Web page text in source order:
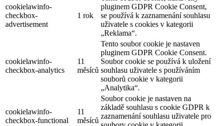
cookielawinfo-
checkbox-
advertisement
1 rok
pluginem GDPR Cookie Consent,
se používá k zaznamenání souhlasu
uživatele s cookies v kategorii
„Reklama“.
cookielawinfo-
checkbox-analytics
11
měsíců
Tento soubor cookie je nastaven
pluginem GDPR Cookie Consent.
Soubor cookie se používá k uložení
souhlasu uživatele s používáním
souborů cookie v kategorii
„Analytika“.
cookielawinfo-
checkbox-functional
11
měsíců
Soubor cookie je nastaven na
základě souhlasu s cookie GDPR k
zaznamenání souhlasu uživatele pro